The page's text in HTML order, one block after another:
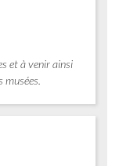
et à venir ainsi
musées.